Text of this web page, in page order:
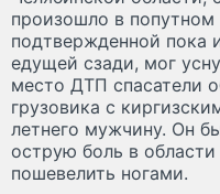
произошло в
подтвержденной пока
едущей сзади, мог
место ДТП спасатели
грузовика с
летнего мужчину. Он
острую боль в
пошевелить ногами.